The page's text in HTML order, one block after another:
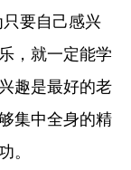
要自己感兴
，就一定能学
趣是最好的老
集中全身的精
。